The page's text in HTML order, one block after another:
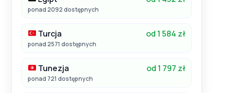
ponad 2092 dostępnych
Turcja od 1 584 zł
ponad 2571 dostępnych
Tunezja od 1 797 zł
ponad 721 dostępnych